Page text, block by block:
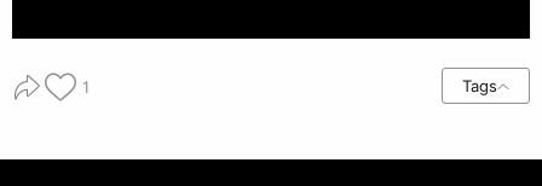
1 Tags